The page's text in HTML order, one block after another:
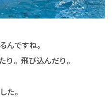
んですね。
り。飛び込んだり。
た。